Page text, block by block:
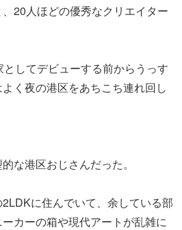
20人ほどの優秀なクリエイター
してデビューする前からうっす
く夜の港区をあちこち連れ回し
な港区おじさんだった。
に住んでいて、余している部
カーの箱や現代アートが乱雑に